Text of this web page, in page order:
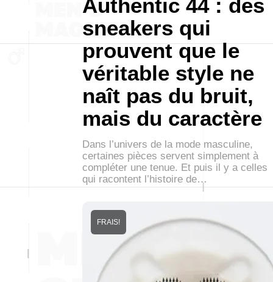
Authentic 44 : des
sneakers qui
prouvent que le
véritable style ne
naît pas du bruit,
mais du caractère
Dans l’univers de la mode masculine,
certaines pièces servent simplement à
compléter une tenue. Et puis il y a celles
qui racontent l’histoire de…
FRAIS!